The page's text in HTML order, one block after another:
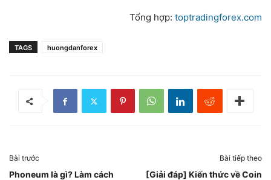
Tổng hợp: toptradingforex.com
TAGS huongdanforex
Bài trước
Phoneum là gì? Làm cách
Bài tiếp theo
[Giải đáp] Kiến thức về Coin